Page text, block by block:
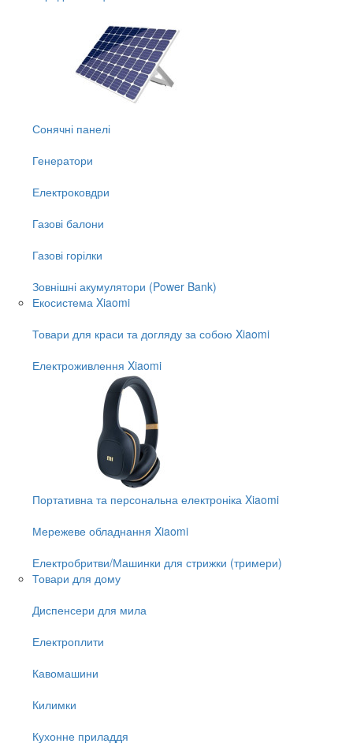
Сонячні панелі
Генератори
Електроковдри
Газові балони
Газові горілки
Зовнішні акумулятори (Power Bank)
Екосистема Xiaomi
Товари для краси та догляду за собою Xiaomi
Електроживлення Xiaomi
Портативна та персональна електроніка Xiaomi
Мережеве обладнання Xiaomi
Електробритви/Машинки для стрижки (тримери)
Товари для дому
Диспенсери для мила
Електроплити
Кавомашини
Килимки
Кухонне приладдя